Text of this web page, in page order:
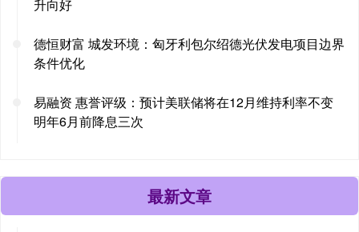
升向好
德恒财富 城发环境：匈牙利包尔绍德光伏发电项目边界
条件优化
易融资 惠誉评级：预计美联储将在12月维持利率不变
明年6月前降息三次
最新文章